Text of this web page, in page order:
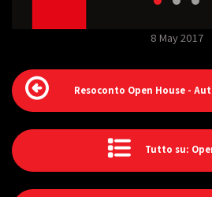
8 May 2017
Resoconto Open House -
Tutto su: